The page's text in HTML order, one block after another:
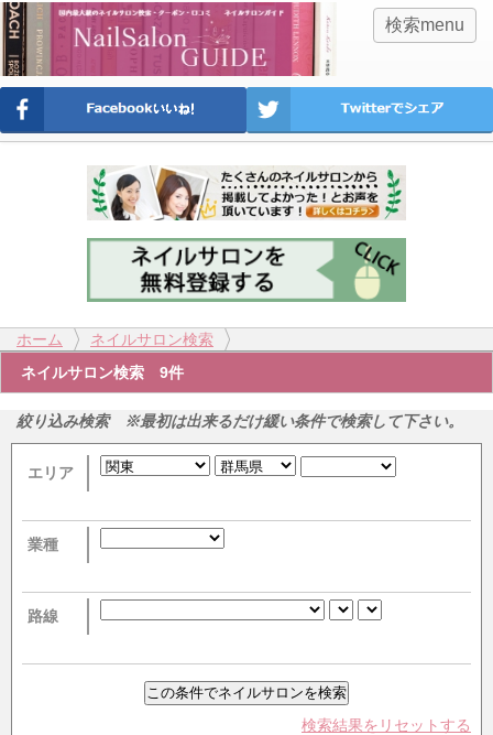
検索menu
ホーム
ネイルサロン検索
ネイルサロン検索 9件
絞り込み検索 ※最初は出来るだけ緩い条件で検索して下さい。
エリア
業種
路線
検索結果をリセットする